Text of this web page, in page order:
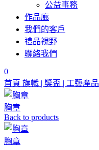
公益事務
作品廊
我們的客戶
禮品視野
聯絡我們
0
首頁 旗幟 | 獎盃 | 工藝產品
胸章
Back to products
胸章